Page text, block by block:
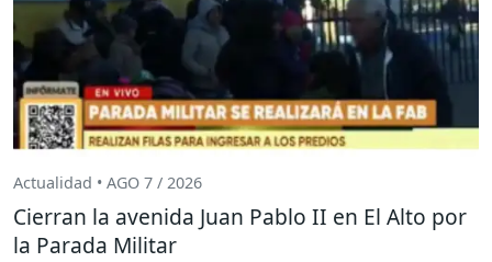
Actualidad • AGO 7 / 2026
Cierran la avenida Juan Pablo II en El Alto por
la Parada Militar